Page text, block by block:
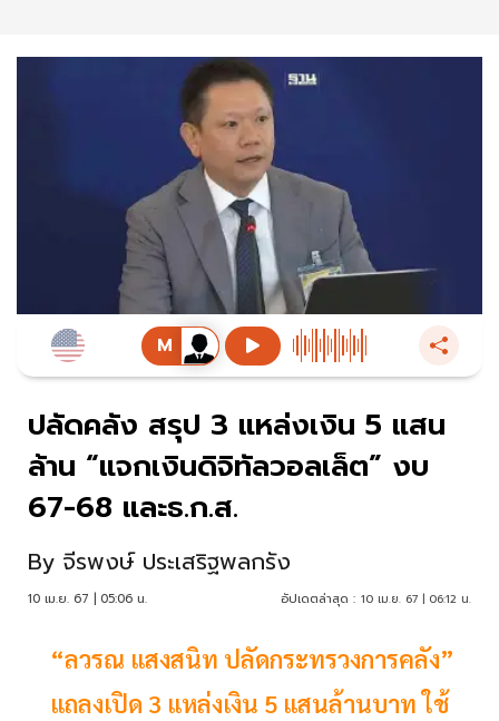
ปลัดคลัง สรุป 3 แหล่งเงิน 5 แสน
ล้าน “แจกเงินดิจิทัลวอลเล็ต” งบ
67-68 และธ.ก.ส.
By จีรพงษ์ ประเสริฐพลกรัง
10 เม.ย. 67 | 05:06 น. อัปเดตล่าสุด : 10 เม.ย. 67 | 06:12 น.
“ลวรณ แสงสนิท ปลัดกระทรวงการคลัง”
แถลงเปิด 3 แหล่งเงิน 5 แสนล้านบาท ใช้